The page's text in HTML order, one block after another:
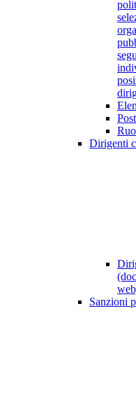
Dirigenti
Sanzioni